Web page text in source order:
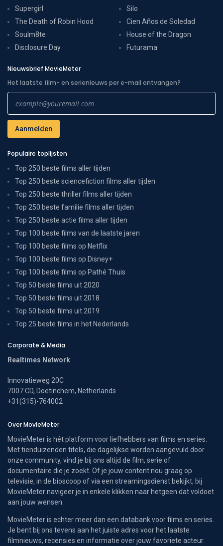
Supergirl
The Death of Robin Hood
Soulm8te
Disclosure Day
Silo
Cien Años de Soledad
House of the Dragon
Futurama
Nieuwsbrief MovieMeter
Het laatste film- en serienieuws per e-mail ontvangen?
Populaire toplijsten
Top 250 beste films aller tijden
Top 250 beste sciencefiction films aller tijden
Top 250 beste thriller films aller tijden
Top 250 beste familie films aller tijden
Top 250 beste actie films aller tijden
Top 100 beste films van de laatste jaren
Top 100 beste films op Netflix
Top 100 beste films op Disney+
Top 100 beste films op Pathé Thuis
Top 50 beste films uit 2020
Top 50 beste films uit 2018
Top 50 beste films uit 2019
Top 25 beste films in het Nederlands
Corporate & Media
Realtimes Network
Innovatieweg 20C
7007 CD, Doetinchem, Netherlands
+31(315)-764002
Over MovieMeter
MovieMeter is hét platform voor liefhebbers van films en series.
Met tienduizenden titels, die dagelijkse worden aangevuld door
onze community, vind je bij ons altijd de film, serie of
documentaire die je zoekt. Of je jouw content nou graag op
televisie, in de bioscoop of via een streamingsdienst bekijkt, bij
MovieMeter navigeer je in enkele klikken naar hetgeen dat voldoet
aan jouw wensen.
MovieMeter is echter meer dan een databank voor films en series.
Je bent bij ons tevens aan het juiste adres voor het laatste
filmnieuws, recensies en informatie over jouw favoriete acteur.